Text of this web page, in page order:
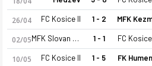
FC Kosice II 25-26 sezonu | 3.
26/04 FC Kosice II 1 - 2
02/05 MFK Slovan Sabinov 1 - 1 FC
10/05 FC Kosice II 1 - 5 FK